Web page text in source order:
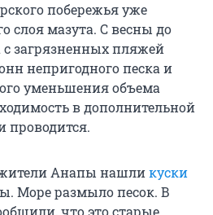
побережья уже
слоя мазута. С весны до
с загрязненных пляжей
непригодного песка и
уменьшения объема
в дополнительной
проводится.
Анапы нашликуски
Море размыло песок. В
что это старые